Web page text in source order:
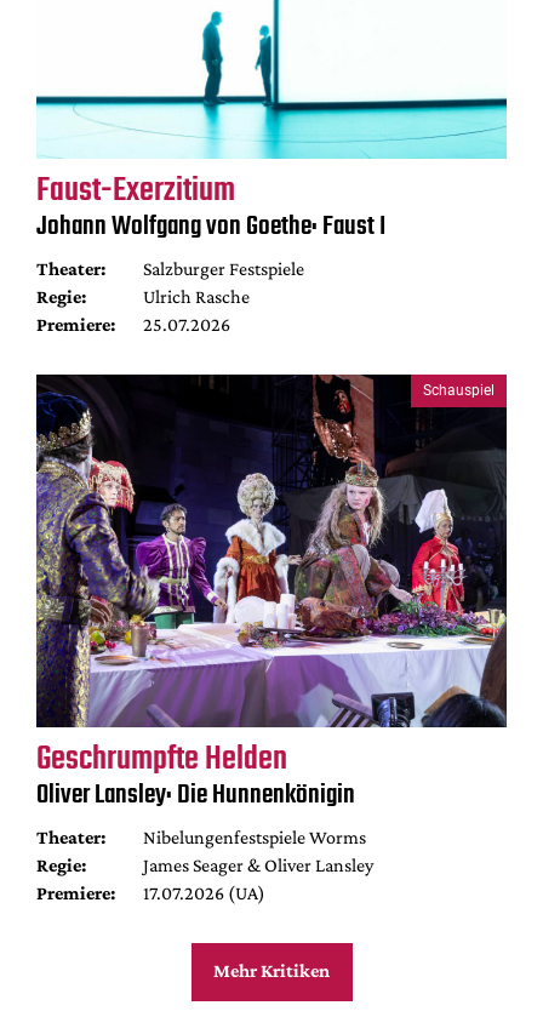
Faust-Exerzitium
Johann Wolfgang von Goethe: Faust I
Theater:
Salzburger Festspiele
Regie:
Ulrich Rasche
Premiere:
25.07.2026
Schauspiel
Geschrumpfte Helden
Oliver Lansley: Die Hunnenkönigin
Theater:
Nibelungenfestspiele Worms
Regie:
James Seager & Oliver Lansley
Premiere:
17.07.2026 (UA)
Mehr Kritiken